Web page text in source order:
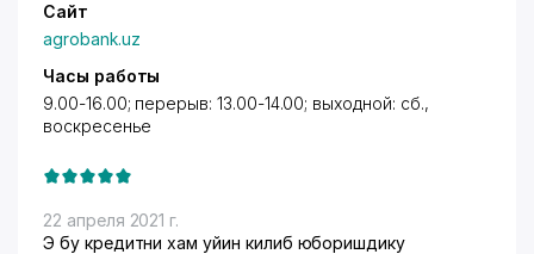
Сайт
agrobank.uz
Часы работы
9.00-16.00; перерыв: 13.00-14.00; выходной: сб.,
воскресенье
22 апреля 2021 г.
Э бу кредитни хам уйин килиб юборишдику